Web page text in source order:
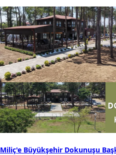
Miliç'e Büyükşehir Dokunuşu